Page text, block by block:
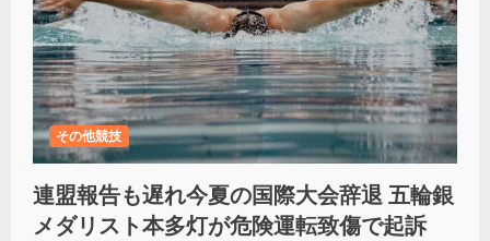
その他競技
連盟報告も遅れ今夏の国際大会辞退 五輪銀
メダリスト本多灯が危険運転致傷で起訴